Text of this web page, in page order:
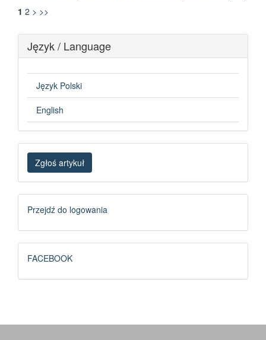
1 2 > >>
Język / Language
Język Polski
English
Zgłoś
artykuł
Zgłoś artykuł
Logowanie
Przejdź do logowania
FB
FACEBOOK